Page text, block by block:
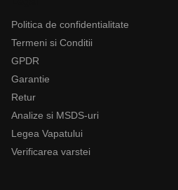
Politica de confidentialitate
Termeni si Conditii
GPDR
Garantie
Retur
Analize si MSDS-uri
Legea Vapatului
Verificarea varstei